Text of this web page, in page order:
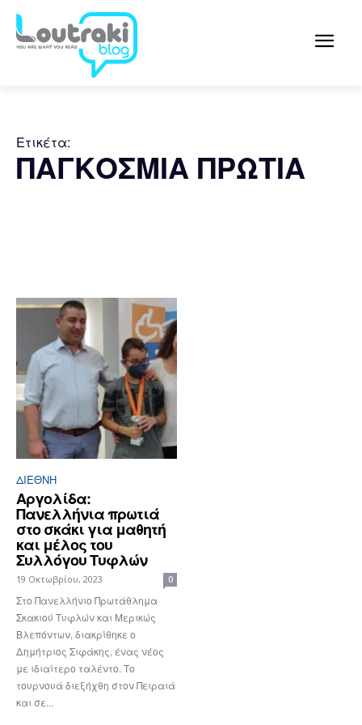
Ετικέτα:
ΠΑΓΚΟΣΜΙΑ ΠΡΩΤΙΑ
ΔΙΕΘΝΉ
Αργολίδα:
Πανελλήνια πρωτιά
στο σκάκι για μαθητή
και μέλος του
Συλλόγου Τυφλών
19 Οκτωβρίου, 2023 0
Στο Πανελλήνιο Πρωτάθλημα
Σκακιού Τυφλών και Μερικώς
Βλεπόντων, διακρίθηκε ο
Δημήτριος Σιφάκης, ένας νέος
με ιδιαίτερο ταλέντο. Το
τουρνουά διεξήχθη στον Πειραιά
και σε...